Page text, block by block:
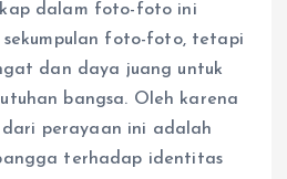
dalam foto-foto ini
foto-foto, tetapi
dan daya juang untuk
bangsa. Oleh karena
perayaan ini adalah
terhadap identitas